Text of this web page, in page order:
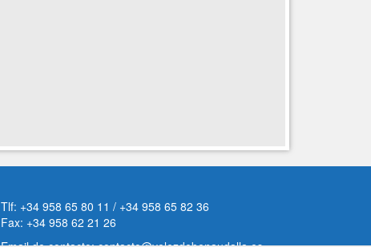
Tlf: +34 958 65 80 11 / +34 958 65 82 36
Fax: +34 958 62 21 26